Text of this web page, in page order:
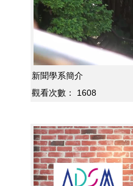
新聞學系簡介
觀看次數：
1608